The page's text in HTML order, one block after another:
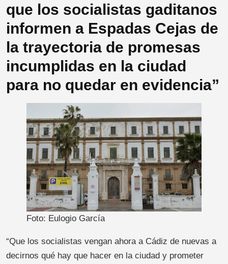
que los socialistas gaditanos
informen a Espadas Cejas de
la trayectoria de promesas
incumplidas en la ciudad
para no quedar en evidencia”
Foto: Eulogio García
“Que los socialistas vengan ahora a Cádiz de nuevas a
decirnos qué hay que hacer en la ciudad y prometer